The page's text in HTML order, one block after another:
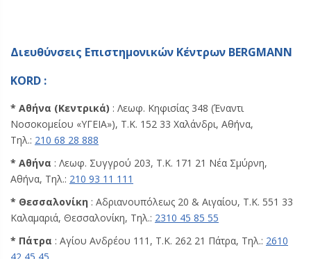
Διευθύνσεις Επιστημονικών Κέντρων BERGMANN
KORD :
* Αθήνα (Κεντρικά) : Λεωφ. Κηφισίας 348 (Έναντι
Νοσοκομείου «ΥΓΕΙΑ»), Τ.Κ. 152 33 Χαλάνδρι, Αθήνα,
Τηλ.: 210 68 28 888
* Αθήνα : Λεωφ. Συγγρού 203, Τ.Κ. 171 21 Νέα Σμύρνη,
Αθήνα, Τηλ.: 210 93 11 111
* Θεσσαλονίκη : Αδριανουπόλεως 20 & Αιγαίου, Τ.Κ. 551 33
Καλαμαριά, Θεσσαλονίκη, Τηλ.: 2310 45 85 55
* Πάτρα : Αγίου Ανδρέου 111, Τ.Κ. 262 21 Πάτρα, Τηλ.: 2610
42 45 45